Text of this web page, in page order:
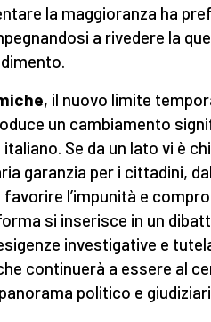
la maggioranza ha
a rivedere la
, il nuovo limite
un cambiamento
Se da un lato vi è
garanzia per i cittadini,
l’impunità e
si inserisce in un
investigative e
continuerà a essere al
politico e